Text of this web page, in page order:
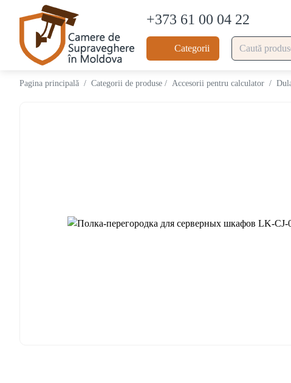
+373 61 00 04 22
Categorii
Pagina principală / Categorii de produse / Accesorii pentru calculator /